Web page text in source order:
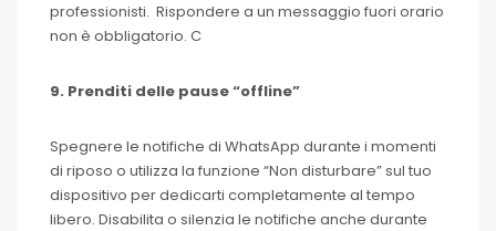
professionisti. Rispondere a un messaggio fuori orario
non è obbligatorio. C
9. Prenditi delle pause “offline”
Spegnere le notifiche di WhatsApp durante i momenti
di riposo o utilizza la funzione “Non disturbare” sul tuo
dispositivo per dedicarti completamente al tempo
libero. Disabilita o silenzia le notifiche anche durante